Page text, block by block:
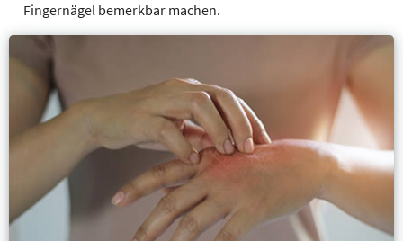
Fingernägel bemerkbar machen.